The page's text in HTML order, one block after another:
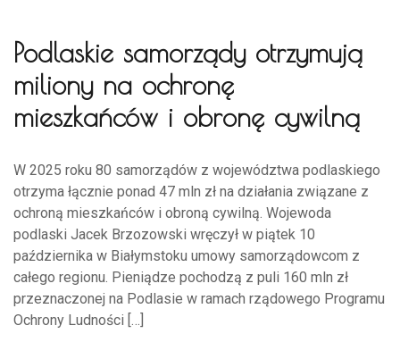
Podlaskie samorządy otrzymują
miliony na ochronę
mieszkańców i obronę cywilną
W 2025 roku 80 samorządów z województwa podlaskiego
otrzyma łącznie ponad 47 mln zł na działania związane z
ochroną mieszkańców i obroną cywilną. Wojewoda
podlaski Jacek Brzozowski wręczył w piątek 10
października w Białymstoku umowy samorządowcom z
całego regionu. Pieniądze pochodzą z puli 160 mln zł
przeznaczonej na Podlasie w ramach rządowego Programu
Ochrony Ludności […]